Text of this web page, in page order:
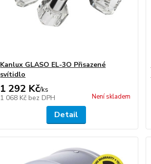
Kanlux GLASO EL-3O Přisazené
svítidlo
1 292 Kč/ks
1 068 Kč bez DPH Není skladem
Detail